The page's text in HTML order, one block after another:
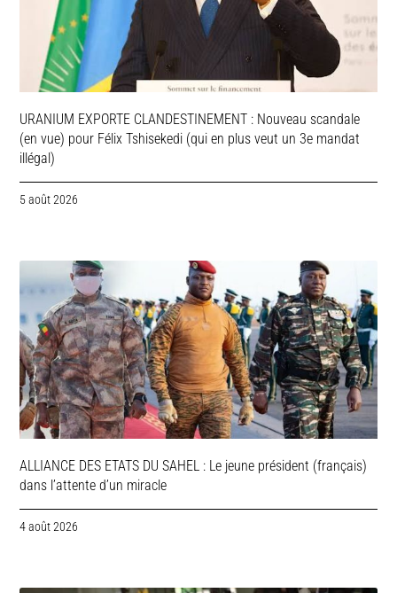
URANIUM EXPORTE CLANDESTINEMENT : Nouveau scandale
(en vue) pour Félix Tshisekedi (qui en plus veut un 3e mandat
illégal)
5 août 2026
ALLIANCE DES ETATS DU SAHEL : Le jeune président (français)
dans l’attente d’un miracle
4 août 2026